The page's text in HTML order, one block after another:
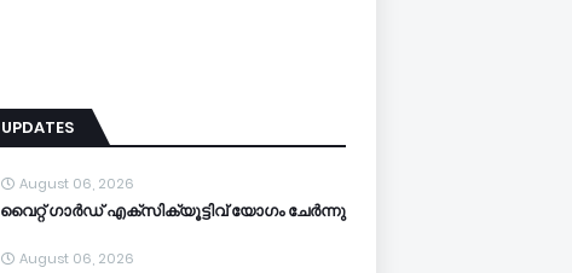
UPDATES
August 06, 2026
വൈറ്റ് ഗാർഡ് എക്സിക്യൂട്ടിവ് യോഗം ചേർന്നു
August 06, 2026